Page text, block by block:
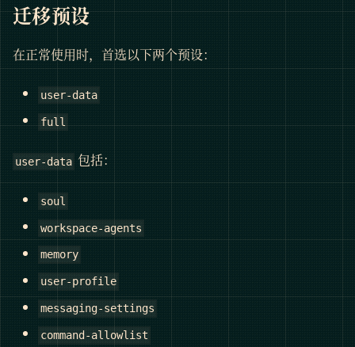
迁移预设
在正常使用时，首选以下两个预设：
user-data
full
user-data 包括：
soul
workspace-agents
memory
user-profile
messaging-settings
command-allowlist